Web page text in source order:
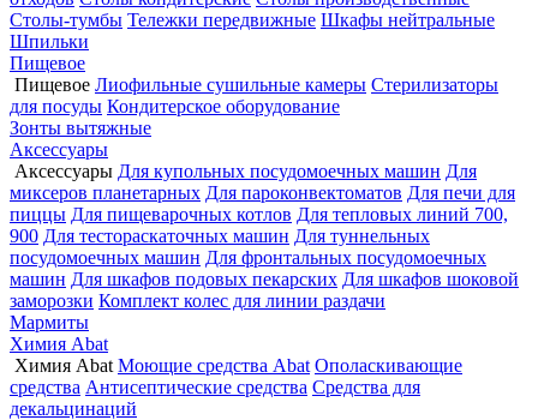
Столы-тумбы Тележки передвижные Шкафы нейтральные
Шпильки
Пищевое
Пищевое Лиофильные сушильные камеры Стерилизаторы
для посуды Кондитерское оборудование
Зонты вытяжные
Аксессуары
Аксессуары Для купольных посудомоечных машин Для
миксеров планетарных Для пароконвектоматов Для печи для
пиццы Для пищеварочных котлов Для тепловых линий 700,
900 Для тестораскаточных машин Для туннельных
посудомоечных машин Для фронтальных посудомоечных
машин Для шкафов подовых пекарских Для шкафов шоковой
заморозки Комплект колес для линии раздачи
Мармиты
Химия Abat
Химия Abat Моющие средства Abat Ополаскивающие
средства Антисептические средства Средства для
декальцинаций